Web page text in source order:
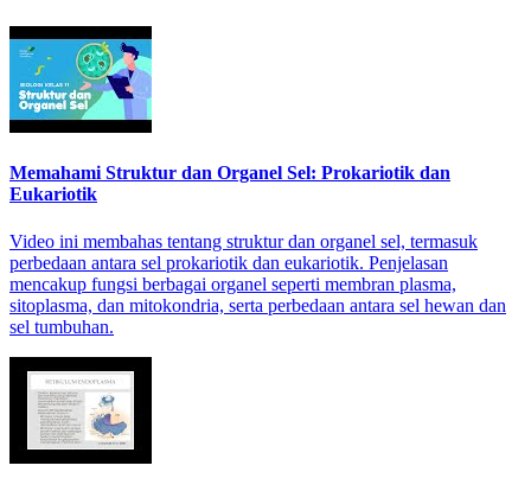
Memahami Struktur dan Organel Sel: Prokariotik dan
Eukariotik
Video ini membahas tentang struktur dan organel sel, termasuk
perbedaan antara sel prokariotik dan eukariotik. Penjelasan
mencakup fungsi berbagai organel seperti membran plasma,
sitoplasma, dan mitokondria, serta perbedaan antara sel hewan dan
sel tumbuhan.